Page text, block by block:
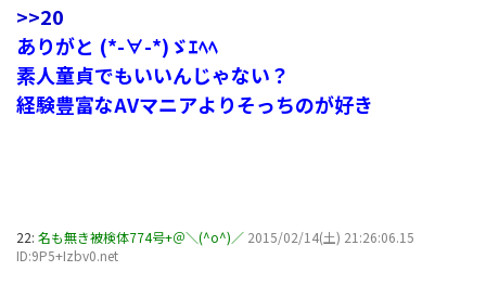
>>20
ありがと (*-∀-*)ゞｴﾍﾍ
素人童貞でもいいんじゃない？
経験豊富なAVマニアよりそっちのが好き
22: 名も無き被検体774号+＠＼(^o^)／ 2015/02/14(土) 21:26:06.15
ID:9P5+Izbv0.net